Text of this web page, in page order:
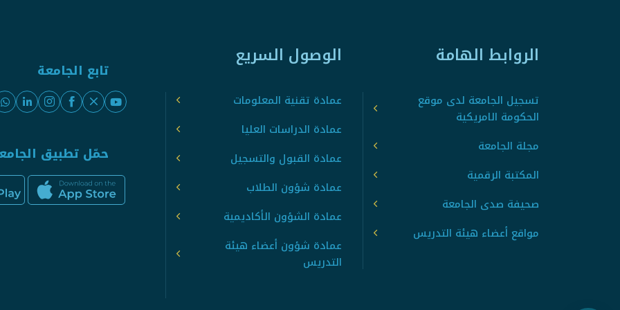
الروابط الهامة
تسجيل الجامعة لدى موقع
الحكومة الامريكية
مجلة الجامعة
المكتبة الرقمية
صحيفة صدى الجامعة
مواقع أعضاء هيئة التدريس
الوصول السريع
عمادة تقنية المعلومات
عمادة الدراسات العليا
عمادة القبول والتسجيل
عمادة شؤون الطلاب
عمادة الشؤون الأكاديمية
عمادة شؤون أعضاء هيئة
التدريس
تابع الجامعة
حمّل تطبيق